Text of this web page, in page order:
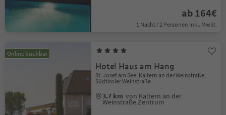
ab 164€
1 Nacht / 2 Personen Inkl. MwSt.
Online buchbar
Hotel Haus am Hang
St. Josef am See, Kaltern an der Weinstraße,
Südtiroler Weinstraße
3.7 km von Kaltern an der
Weinstraße Zentrum